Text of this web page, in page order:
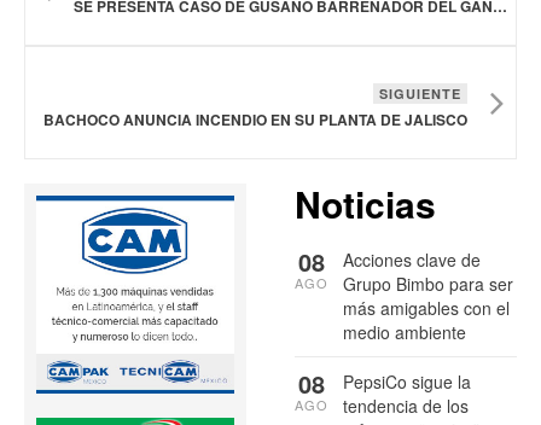
SE PRESENTA CASO DE GUSANO BARRENADOR DEL GANADO EN TOPILEJO, TLALPAN, CDMX
SIGUIENTE
BACHOCO ANUNCIA INCENDIO EN SU PLANTA DE JALISCO
Noticias
Acciones clave de
Grupo Bimbo para ser
más amigables con el
medio ambiente
08
AGO
PepsiCo sigue la
tendencia de los
08
AGO